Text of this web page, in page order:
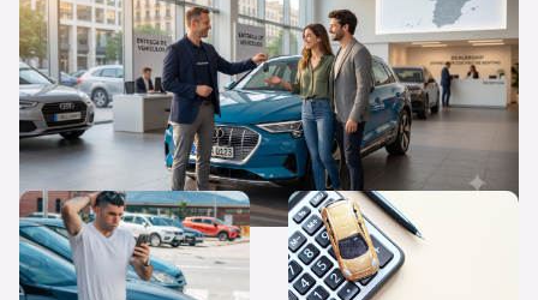
¿Qué diferencias hay entre
coche nuevo, coche de
stock y coche de Km 0?
Quiero un coche nuevo… ¿lo
pago al contado o financio
su compra?